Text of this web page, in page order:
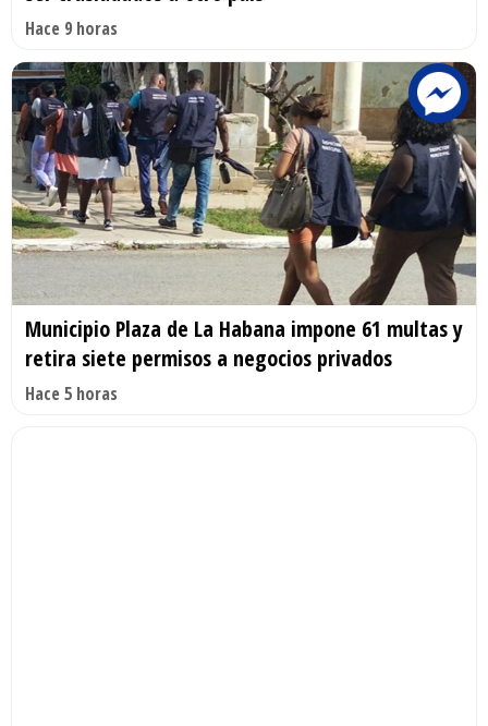
Hace 9 horas
Municipio Plaza de La Habana impone 61 multas y
retira siete permisos a negocios privados
Hace 5 horas